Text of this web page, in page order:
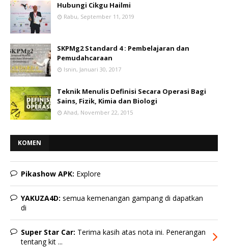
Hubungi Cikgu Hailmi
Rabu, September 11, 2019
SKPMg2 Standard 4 : Pembelajaran dan
Pemudahcaraan
Isnin, Januari 30, 2017
Teknik Menulis Definisi Secara Operasi Bagi
Sains, Fizik, Kimia dan Biologi
Ahad, November 22, 2015
KOMEN
Pikashow APK: Explore
YAKUZA4D: semua kemenangan gampang di dapatkan
di
Super Star Car: Terima kasih atas nota ini. Penerangan
tentang kit ...